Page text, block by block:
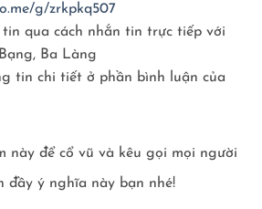
g/zrkpkq507
qua cách nhắn tin trực tiếp với
Ba Làng
tin chi tiết ở phần bình luận của
này để cổ vũ và kêu gọi mọi người
đầy ý nghĩa này bạn nhé!